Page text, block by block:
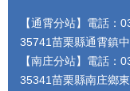
【通霄分站】電話：
35741苗栗縣通霄鎮
【南庄分站】電話：
35341苗栗縣南庄鄉